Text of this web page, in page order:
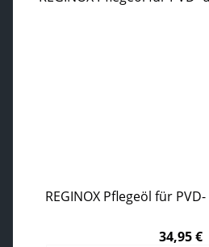
REGINOX Pflegeöl für
34,95 €